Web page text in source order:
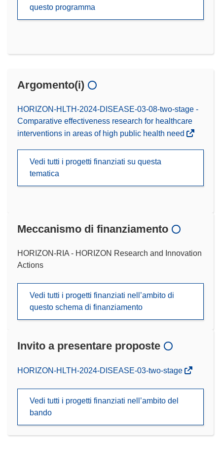
questo programma
Argomento(i)
HORIZON-HLTH-2024-DISEASE-03-08-two-stage -
Comparative effectiveness research for healthcare
interventions in areas of high public health need
Vedi tutti i progetti finanziati su questa
tematica
Meccanismo di finanziamento
HORIZON-RIA - HORIZON Research and Innovation
Actions
Vedi tutti i progetti finanziati nell’ambito di
questo schema di finanziamento
Invito a presentare proposte
(si
nuova
HORIZON-HLTH-2024-DISEASE-03-two-stage
Vedi tutti i progetti finanziati nell’ambito del
bando